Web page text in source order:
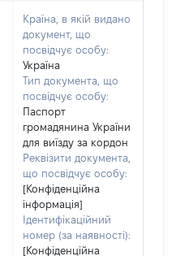
Країна, в якій видано
документ, що
посвідчує особу:
Україна
Тип документа, що
посвідчує особу:
Паспорт
громадянина України
для виїзду за кордон
Реквізити документа,
що посвідчує особу:
[Конфіденційна
інформація]
Ідентифікаційний
номер (за наявності):
[Конфіденційна